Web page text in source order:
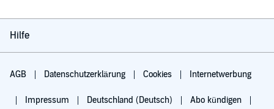
Hilfe
AGB Datenschutzerklärung Cookies Internetwerbung
Impressum Deutschland (Deutsch) Abo kündigen